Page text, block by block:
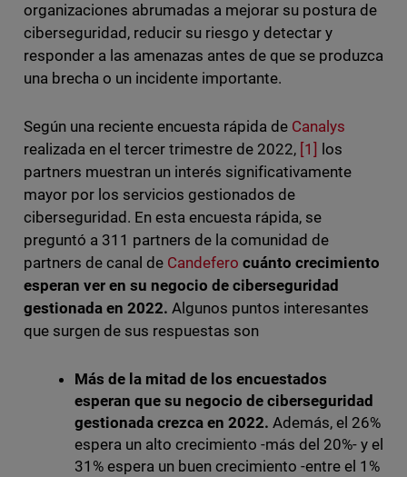
organizaciones abrumadas a mejorar su postura de
ciberseguridad, reducir su riesgo y detectar y
responder a las amenazas antes de que se produzca
una brecha o un incidente importante.
Según una reciente encuesta rápida de Canalys
realizada en el tercer trimestre de 2022, [1] los
partners muestran un interés significativamente
mayor por los servicios gestionados de
ciberseguridad. En esta encuesta rápida, se
preguntó a 311 partners de la comunidad de
partners de canal de Candeferocuánto crecimiento
esperan ver en su negocio de ciberseguridad
gestionada en 2022. Algunos puntos interesantes
que surgen de sus respuestas son
Más de la mitad de los encuestados
esperan que su negocio de ciberseguridad
gestionada crezca en 2022. Además, el 26%
espera un alto crecimiento -más del 20%- y el
31% espera un buen crecimiento -entre el 1%